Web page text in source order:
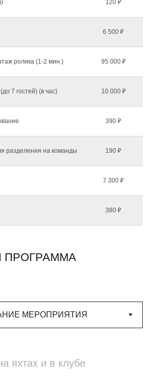
120 ₽
6 500 ₽
ролика (1-2 мин.) 95 000 ₽
7 гостей) (в час) 10 000 ₽
390 ₽
разделения на команды 190 ₽
7 300 ₽
380 ₽
ПРОГРАММА
яхтах и в клубе